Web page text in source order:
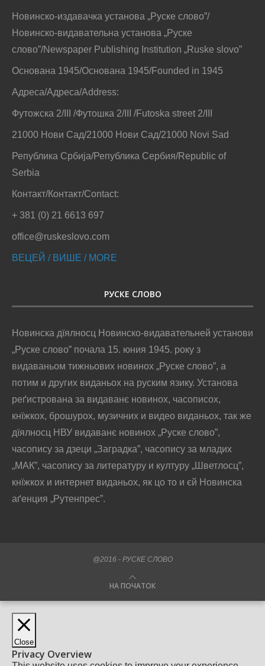
Новинско-издавачка установа „Руске слово”/
Новинско-видавательна установа „Руске
слово”/Newspaper Publishing Institution „Ruske slovo”
Основана 1945/Основана 1945/Founded in 1945
Адреса/Адреса/Address:
Футожска 2/III /Футошка 2/III /Futoska street 2/III
21000 Нови Сад/21000 Нови Сад/21000 Novi Sad
Република Србија/Република Сербия/Republic of
Serbia
Контакт/Контакт/Contact:
+ 381 (0) 21 6613 697
office@ruskeslovo.com
ВЕЦЕЙ / ВИШЕ / MORE
РУСКЕ СЛОВО
Новинска дїялносц Новинско-видавательней установи
„Руске слово” почала 15. юния 1945. року з
видаваньом тижньових новинох „Руске слово”, а
потим и других виданьох на руским язику. Установа
реґистрована за видаванє новинох, часописох,
кнїжкох, брошурох, музичних и видео виданьох, так же
дїялносц НВУ видаванє новинох „Руске слово”,
часопису за дзеци „Заградка”, часопису за младих
„МАК”, часопису за литературу и културу „Шветлосц”,
кнїжкох и интернет виданьох, як цо то и єй Новинска
аґенция „Рутенпрес”.
@2016 - РУСКЕ СЛОВО
НА ПОЧАТОК
Close
Privacy Overview